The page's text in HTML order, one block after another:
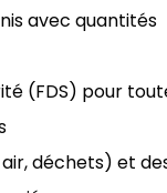
avec quantités
(FDS) pour
déchets) et